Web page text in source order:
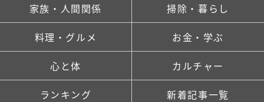
家族・人間関係 掃除・暮らし
料理・グルメ お金・学ぶ
心と体 カルチャー
ランキング 新着記事一覧